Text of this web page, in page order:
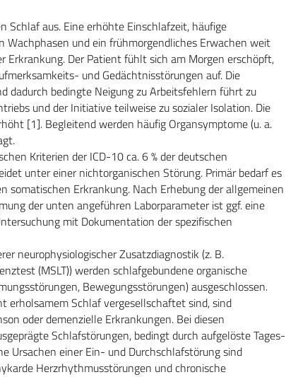
Schlaf aus. Eine erhöhte Einschlafzeit, häufige
und ein frühmorgendliches Erwachen weit
Erkrankung. Der Patient fühlt sich am Morgen erschöpft,
und Gedächtnisstörungen auf. Die
dadurch bedingte Neigung zu Arbeitsfehlern führt zu
und der Initiative teilweise zu sozialer Isolation. Die
[1]. Begleitend werden häufig Organsymptome (u. a.
Kriterien der ICD-10 ca. 6 % der deutschen
unter einer nichtorganischen Störung. Primär bedarf es
somatischen Erkrankung. Nach Erhebung der allgemeinen
der unten angeführen Laborparameter ist ggf. eine
mit Dokumentation der spezifischen
neurophysiologischer Zusatzdiagnostik (z. B.
(MSLT)) werden schlafgebundene organische
Bewegungsstörungen) ausgeschlossen.
erholsamem Schlaf vergesellschaftet sind, sind
oder demenzielle Erkrankungen. Bei diesen
Schlafstörungen, bedingt durch aufgelöste Tages-
Ursachen einer Ein- und Durchschlafstörung sind
Herzrhythmusstörungen und chronische